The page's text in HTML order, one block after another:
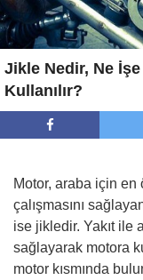
Jikle Nedir, Ne
Kullanılır?
Motor, araba için en
çalışmasını
ise jikledir. Yakıt ile
sağlayarak motora
motor kısmında